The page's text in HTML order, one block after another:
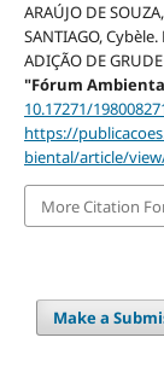
ARAÚJO DE
SANTIAGO, Cybèle.
ADIÇÃO DE
"Fórum
10.17271/
https://
biental/article/
More Citation
Make a